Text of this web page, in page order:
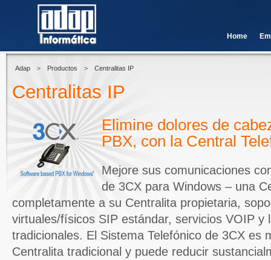
Home
Adap > Productos > Centralitas IP
Centralitas IP
Elimine dolores de
PBX, con la Central
Mejore sus comunicaciones
de 3CX para Windows – una
completamente a su Centralita propietaria,
virtuales/físicos SIP estándar, servicios VOIP y
tradicionales. El Sistema Telefónico de 3CX es
Centralita tradicional y puede reducir